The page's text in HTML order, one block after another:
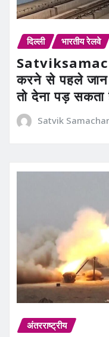
दिल्ली भारतीय रेलवे
करने से पहले
तो देना पड़ सकता
Satvik Samachar
अंतरराष्ट्रीय